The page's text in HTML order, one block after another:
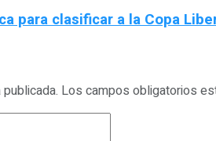
para clasificar a la Copa
Los campos obligatorios